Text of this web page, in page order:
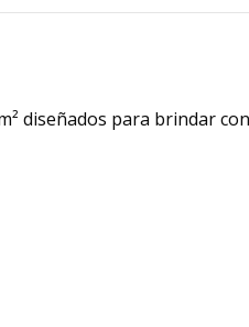
diseñados para brindar